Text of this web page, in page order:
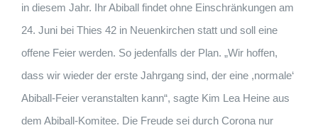
in diesem Jahr. Ihr Abiball findet ohne Einschränkungen am
24. Juni bei Thies 42 in Neuenkirchen statt und soll eine
offene Feier werden. So jedenfalls der Plan. „Wir hoffen,
dass wir wieder der erste Jahrgang sind, der eine ,normale‘
Abiball-Feier veranstalten kann“, sagte Kim Lea Heine aus
dem Abiball-Komitee. Die Freude sei durch Corona nur